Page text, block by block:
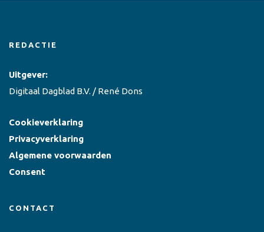
REDACTIE
Uitgever:
Digitaal Dagblad B.V. / René Dons
Cookieverklaring
Privacyverklaring
Algemene voorwaarden
Consent
CONTACT